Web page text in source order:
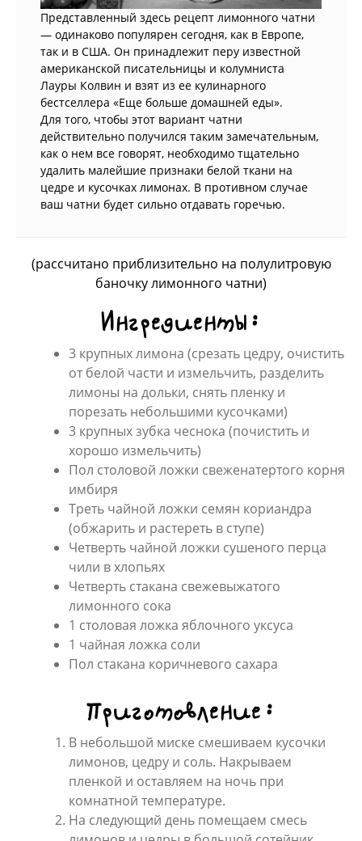
Представленный здесь рецепт лимонного чатни
— одинаково популярен сегодня, как в Европе,
так и в США. Он принадлежит перу известной
американской писательницы и колумниста
Лауры Колвин и взят из ее кулинарного
бестселлера «Еще больше домашней еды».
Для того, чтобы этот вариант чатни
действительно получился таким замечательным,
как о нем все говорят, необходимо тщательно
удалить малейшие признаки белой ткани на
цедре и кусочках лимонах. В противном случае
ваш чатни будет сильно отдавать горечью.
(рассчитано приблизительно на полулитровую
баночку лимонного чатни)
Ингредиенты:
3 крупных лимона (срезать цедру, очистить
от белой части и измельчить, разделить
лимоны на дольки, снять пленку и
порезать небольшими кусочками)
3 крупных зубка чеснока (почистить и
хорошо измельчить)
Пол столовой ложки свеженатертого корня
имбиря
Треть чайной ложки семян кориандра
(обжарить и растереть в ступе)
Четверть чайной ложки сушеного перца
чили в хлопьях
Четверть стакана свежевыжатого
лимонного сока
1 столовая ложка яблочного уксуса
1 чайная ложка соли
Пол стакана коричневого сахара
Приготовление:
В небольшой миске смешиваем кусочки
лимонов, цедру и соль. Накрываем
пленкой и оставляем на ночь при
комнатной температуре.
На следующий день помещаем смесь